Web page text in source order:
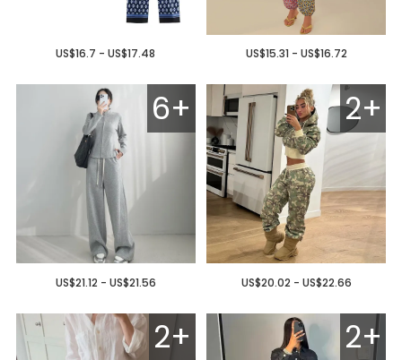
US$16.7 - US$17.48 US$15.31 - US$16.72
6+
US$21.12 - US$21.56
2+
US$20.02 - US$22.66
2+ 2+